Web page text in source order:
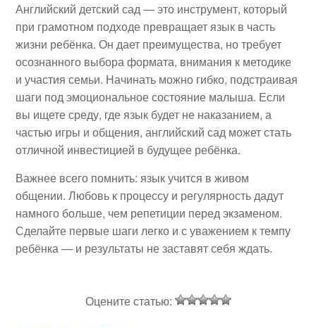
Английский детский сад — это инструмент, который
при грамотном подходе превращает язык в часть
жизни ребёнка. Он дает преимущества, но требует
осознанного выбора формата, внимания к методике
и участия семьи. Начинать можно гибко, подстраивая
шаги под эмоциональное состояние малыша. Если
вы ищете среду, где язык будет не наказанием, а
частью игры и общения, английский сад может стать
отличной инвестицией в будущее ребёнка.
Важнее всего помнить: язык учится в живом
общении. Любовь к процессу и регулярность дадут
намного больше, чем репетиции перед экзаменом.
Сделайте первые шаги легко и с уважением к темпу
ребёнка — и результаты не заставят себя ждать.
Оцените статью: